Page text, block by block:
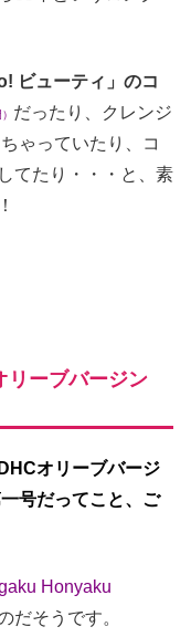
ビューティ」のコ
だったり、クレンジ
ちゃっていたり、コ
してたり・・・と、素
リーブバージン
オリーブバージ
号だってこと、ご
Honyaku
だそうです。